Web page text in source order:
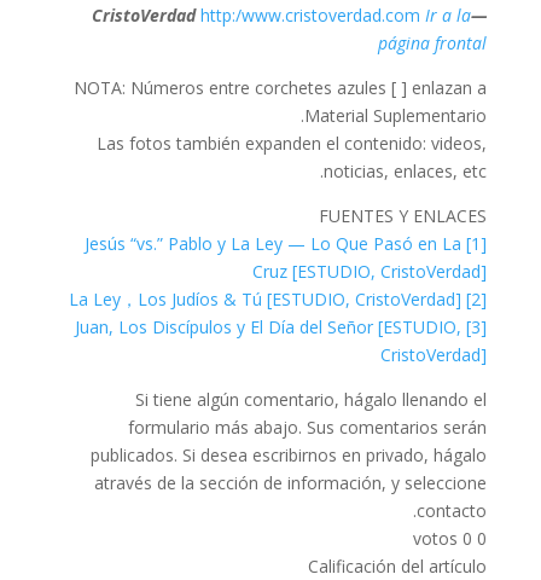
—CristoVerdad
http:/www.cristoverdad.comIr a la
página frontal
NOTA: Números entre corchetes azules [ ] enlazan a
Material Suplementario.
Las fotos también expanden el contenido: videos,
noticias, enlaces, etc.
FUENTES Y ENLACES
[1] Jesús “vs.” Pablo y La Ley — Lo Que Pasó en La
Cruz [ESTUDIO, CristoVerdad]
[2] La Ley，Los Judíos & Tú [ESTUDIO, CristoVerdad]
[3] Juan, Los Discípulos y El Día del Señor [ESTUDIO,
CristoVerdad]
Si tiene algún comentario, hágalo llenando el
formulario más abajo. Sus comentarios serán
publicados. Si desea escribirnos en privado, hágalo
através de la sección de información, y seleccione
contacto.
0
0
votos
Calificación del artículo